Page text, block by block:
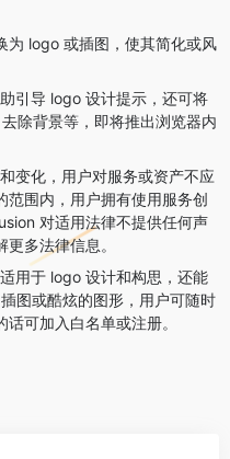
为 logo 或插图，使其简化或风
引导 logo 设计提示，还可将
除背景等，即将推出浏览器内
变化，用户对服务或资产不应
范围内，用户拥有使用服务创
对适用法律不提供任何声
多法律信息。
用于 logo 设计和构思，还能
图或酷炫的图形，用户可随时
可加入白名单或注册。